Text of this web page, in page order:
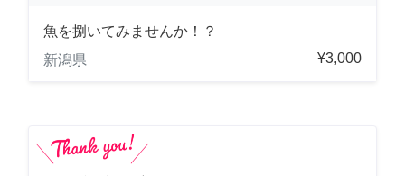
魚を捌いてみませんか！？
新潟県
¥3,000